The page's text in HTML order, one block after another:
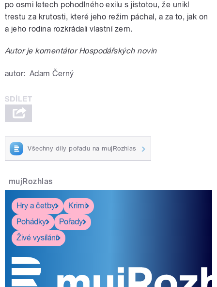
po osmi letech pohodlného exilu s jistotou, že unikl
trestu za krutosti, které jeho režim páchal, a za to, jak on
a jeho rodina rozkrádali vlastní zem.
Autor je komentátor Hospodářských novin
autor: Adam Černý
Všechny díly pořadu na mujRozhlas
mujRozhlas
Hry a četby
Krimi
Pohádky
Pořady
Živé vysílání